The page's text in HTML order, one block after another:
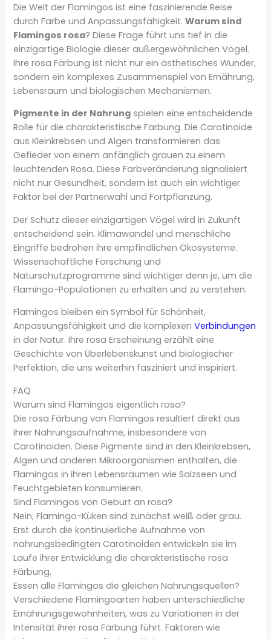
Die Welt der Flamingos ist eine faszinierende Reise
durch Farbe und Anpassungsfähigkeit.Warum sind
Flamingos rosa? Diese Frage führt uns tief in die
einzigartige Biologie dieser außergewöhnlichen Vögel.
Ihre rosa Färbung ist nicht nur ein ästhetisches Wunder,
sondern ein komplexes Zusammenspiel von Ernährung,
Lebensraum und biologischen Mechanismen.
Pigmente in der Nahrung spielen eine entscheidende
Rolle für die charakteristische Färbung. Die Carotinoide
aus Kleinkrebsen und Algen transformieren das
Gefieder von einem anfänglich grauen zu einem
leuchtenden Rosa. Diese Farbveränderung signalisiert
nicht nur Gesundheit, sondern ist auch ein wichtiger
Faktor bei der Partnerwahl und Fortpflanzung.
Der Schutz dieser einzigartigen Vögel wird in Zukunft
entscheidend sein. Klimawandel und menschliche
Eingriffe bedrohen ihre empfindlichen Ökosysteme.
Wissenschaftliche Forschung und
Naturschutzprogramme sind wichtiger denn je, um die
Flamingo-Populationen zu erhalten und zu verstehen.
Flamingos bleiben ein Symbol für Schönheit,
Anpassungsfähigkeit und die komplexenVerbindungen
in der Natur. Ihre rosa Erscheinung erzählt eine
Geschichte von Überlebenskunst und biologischer
Perfektion, die uns weiterhin fasziniert und inspiriert.
FAQ
Warum sind Flamingos eigentlich rosa?
Die rosa Färbung von Flamingos resultiert direkt aus
ihrer Nahrungsaufnahme, insbesondere von
Carotinoiden. Diese Pigmente sind in den Kleinkrebsen,
Algen und anderen Mikroorganismen enthalten, die
Flamingos in ihren Lebensräumen wie Salzseen und
Feuchtgebieten konsumieren.
Sind Flamingos von Geburt an rosa?
Nein, Flamingo-Küken sind zunächst weiß oder grau.
Erst durch die kontinuierliche Aufnahme von
nahrungsbedingten Carotinoiden entwickeln sie im
Laufe ihrer Entwicklung die charakteristische rosa
Färbung.
Essen alle Flamingos die gleichen Nahrungsquellen?
Verschiedene Flamingoarten haben unterschiedliche
Ernährungsgewohnheiten, was zu Variationen in der
Intensität ihrer rosa Färbung führt. Faktoren wie